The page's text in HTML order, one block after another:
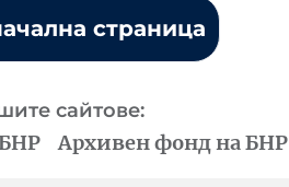
страница
сайтове:
Архивен фонд на БНР